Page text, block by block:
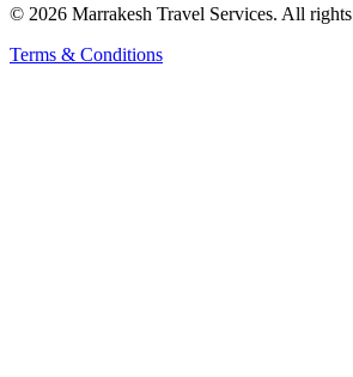
© 2026 Marrakesh Travel Services. All rights
Terms & Conditions